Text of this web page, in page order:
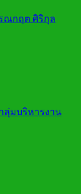
ณกฤต ศิริกุล
ลุ่มบริหารงาน